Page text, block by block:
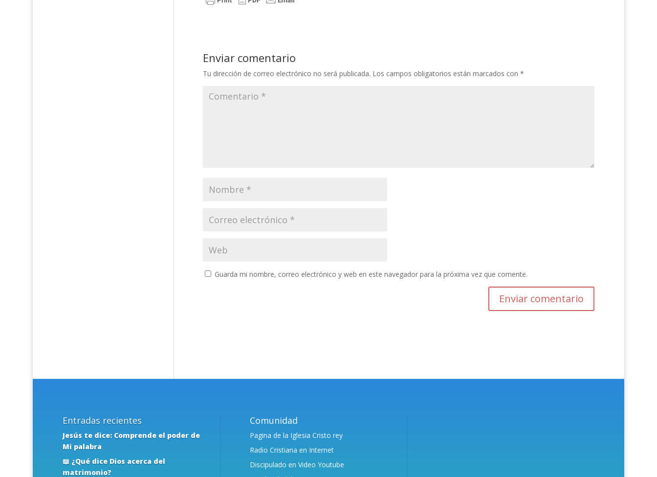
Enviar comentario
Tu dirección de correo electrónico no será publicada. Los campos obligatorios están marcados con *
Guarda mi nombre, correo electrónico y web en este navegador para la próxima vez que comente.
Entradas recientes
Jesús te dice: Comprende el poder de
Mi palabra
📖 ¿Qué dice Dios acerca del
matrimonio?
Comunidad
Pagina de la Iglesia Cristo rey
Radio Cristiana en Internet
Discipulado en Video Youtube